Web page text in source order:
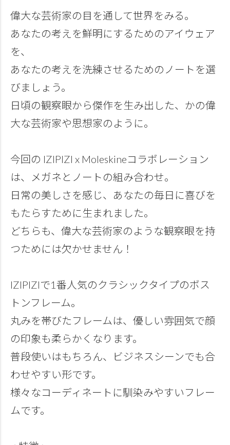
偉大な芸術家の目を通して世界をみる。
あなたの考えを鮮明にするためのアイウェア
を、
あなたの考えを洗練させるためのノートを選
びましょう。
日頃の観察眼から傑作を生み出した、かの偉
大な芸術家や思想家のように。
今回の IZIPIZI x Moleskineコラボレーション
は、メガネとノートの組み合わせ。
日常の美しさを感じ、あなたの毎日に喜びを
もたらすために生まれました。
どちらも、偉大な芸術家のような観察眼を持
つためには欠かせません！
IZIPIZIで1番人気のクラシックタイプのボス
トンフレーム。
丸みを帯びたフレームは、優しい雰囲気で顔
の印象も柔らかくなります。
普段使いはもちろん、ビジネスシーンでも合
わせやすい形です。
様々なコーディネートに馴染みやすいフレー
ムです。